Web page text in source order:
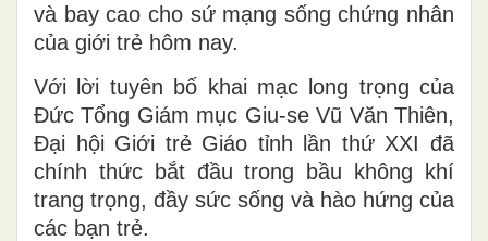
và bay cao cho sứ mạng sống chứng nhân
của giới trẻ hôm nay.
Với lời tuyên bố khai mạc long trọng của
Đức Tổng Giám mục Giu-se Vũ Văn Thiên,
Đại hội Giới trẻ Giáo tỉnh lần thứ XXI đã
chính thức bắt đầu trong bầu không khí
trang trọng, đầy sức sống và hào hứng của
các bạn trẻ.